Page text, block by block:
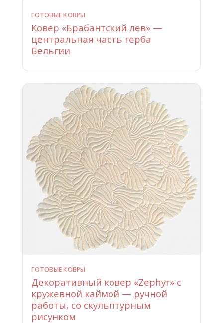
ГОТОВЫЕ КОВРЫ
Ковер «Брабантский лев» —
центральная часть герба
Бельгии
ГОТОВЫЕ КОВРЫ
Декоративный ковер «Zephyr» с
кружевной каймой — ручной
работы, со скульптурным
рисунком